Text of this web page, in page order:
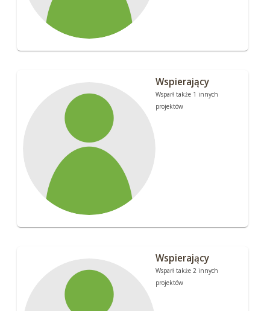
Wspierający
Wsparł także 1 innych
projektów
Wspierający
Wsparł także 2 innych
projektów